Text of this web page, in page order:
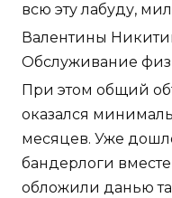
всю эту лабуду,
Валентины
Обслуживание
При этом общий
оказался
месяцев. Уже
бандерлоги
обложили данью